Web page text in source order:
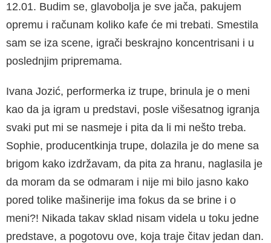
12.01. Budim se, glavobolja je sve jača, paku­jem
opremu i računam koliko kafe će mi treba­ti. Smestila
sam se iza scene, igrači beskrajno koncentrisani i u
poslednjim pripremama.
Ivana Jozić, performerka iz trupe, brinula je o meni
kao da ja igram u predstavi, posle višesat­nog igranja
svaki put mi se nasmeje i pita da li mi nešto treba.
Sophie, producentkinja trupe, dolazila je do mene sa
brigom kako izdržavam, da pita za hranu, naglasila je
da moram da se odmaram i nije mi bilo jasno kako
pored toli­ke mašinerije ima fokus da se brine i o
meni?! Nikada takav sklad nisam videla u toku jedne
predstave, a pogotovu ove, koja traje čitav jedan dan.